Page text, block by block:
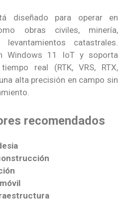
diseñado para operar en
obras civiles, minería,
catastrales.
Windows 11 IoT y soporta
real (RTK, VRS, RTX,
alta precisión en campo sin
recomendados